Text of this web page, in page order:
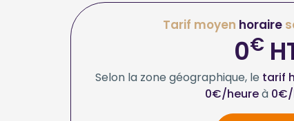
Tarif moyen horaire
0€
Selon la zone géographique, le tarif
0€/heureà 0€/